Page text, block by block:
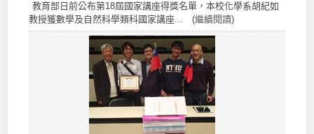
教育部日前公布第18屆國家講座得獎名單，本校化學系胡紀如
教授獲數學及自然科學類科國家講座... (繼續閱讀)